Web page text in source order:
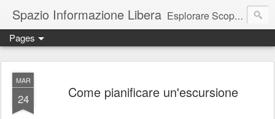
Spazio Informazione Libera Esplorare Scoprire Creare
Escursioni, viaggi, arte, tecnologia, attualità
Pages
MAR
24 Come pianificare un'escursione